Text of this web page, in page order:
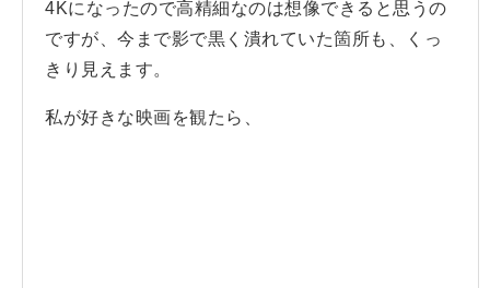
4Kになったので高精細なのは想像できると思うの
ですが、今まで影で黒く潰れていた箇所も、くっ
きり見えます。
私が好きな映画を観たら、